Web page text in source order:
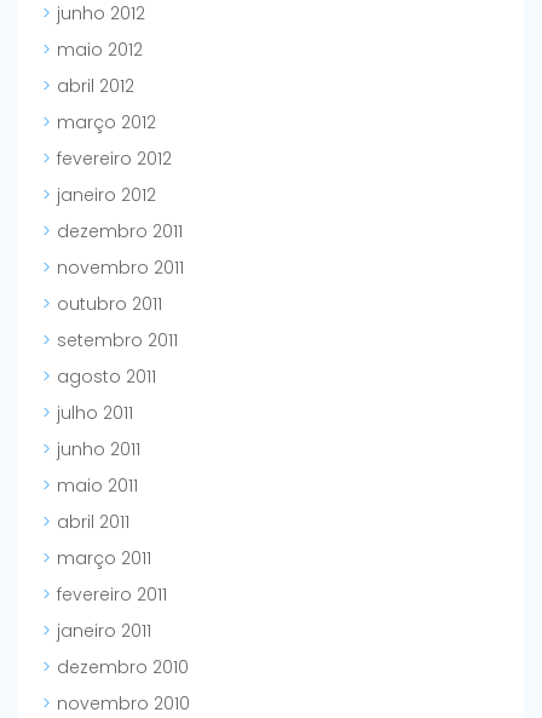
junho 2012
maio 2012
abril 2012
março 2012
fevereiro 2012
janeiro 2012
dezembro 2011
novembro 2011
outubro 2011
setembro 2011
agosto 2011
julho 2011
junho 2011
maio 2011
abril 2011
março 2011
fevereiro 2011
janeiro 2011
dezembro 2010
novembro 2010